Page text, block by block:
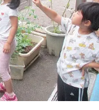
東京都 全域